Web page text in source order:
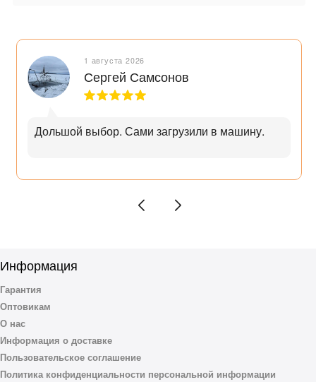
1 августа 2026
Сергей Самсонов
Дольшой выбор. Сами загрузили в машину.
Информация
Гарантия
Оптовикам
О нас
Информация о доставке
Пользовательское соглашение
Политика конфиденциальности персональной информации